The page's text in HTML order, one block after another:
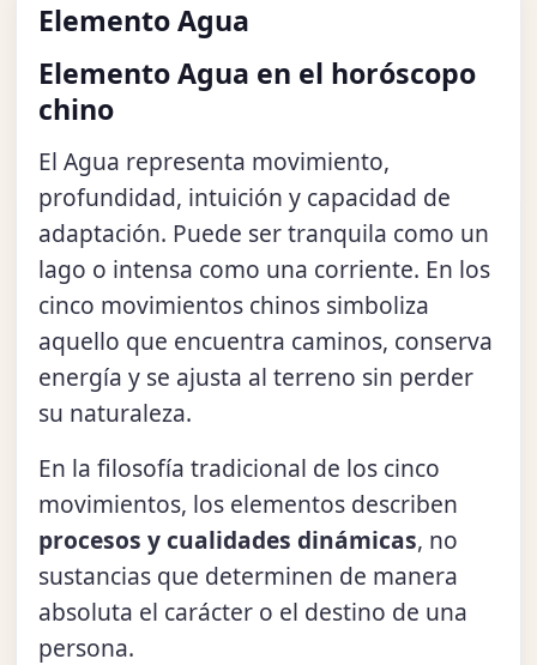
Elemento Agua
Elemento Agua en el horóscopo
chino
El Agua representa movimiento,
profundidad, intuición y capacidad de
adaptación. Puede ser tranquila como un
lago o intensa como una corriente. En los
cinco movimientos chinos simboliza
aquello que encuentra caminos, conserva
energía y se ajusta al terreno sin perder
su naturaleza.
En la filosofía tradicional de los cinco
movimientos, los elementos describen
procesos y cualidades dinámicas, no
sustancias que determinen de manera
absoluta el carácter o el destino de una
persona.